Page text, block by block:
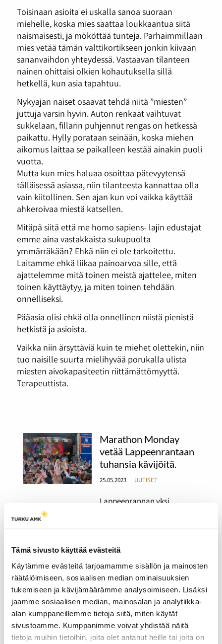
Tämä sivusto käyttää evästeitä
Käytämme evästeitä tarjoamamme sisällön ja mainosten
räätälöimiseen, sosiaalisen median ominaisuuksien
tukemiseen ja kävijämäärämme analysoimiseen. Lisäksi
jaamme sosiaalisen median, mainosalan ja analytiikka-
alan kumppaneillemme tietoja siitä, miten käytät
sivustoamme. Kumppanimme voivat yhdistää näitä
tietoja muihin tietoihin, joita olet antanut heille tai joita on
Toisinaan asioita ei uskalla sanoa suoraan
miehelle, koska mies saattaa loukkaantua siitä
naismaisesti, ja mököttää tunteja. Parhaimmillaan
mies vetää tämän valttikortikseen jonkin kiivaan
sananvaihdon yhteydessä. Vastaavan tilanteen
nainen ohittaisi olkien kohautuksella sillä
hetkellä, kun asia tapahtuu.
Nykyajan naiset osaavat tehdä niitä ”miesten”
juttuja varsin hyvin. Auton renkaat vaihtuvat
sukkelaan, fillarin puhjennut rengas on hetkessä
paikattu. Hylly porataan seinään, koska miehen
aikomus laittaa se paikalleen kestää ainakin puoli
vuotta.
Mutta kun mies haluaa osoittaa pätevyytensä
tälläisessä asiassa, niin tilanteesta kannattaa olla
vain kiitollinen. Sen ajan kun voi vaikka käyttää
ahkeroivaa miestä katsellen.
Mitäpä siitä että me homo sapiens- lajin edustajat
emme aina vastakkaista sukupuolta
ymmärräkään? Ehkä niin ei ole tarkoitettu.
Laitamme ehkä liikaa painoarvoa sille, että
ajattelemme mitä toinen meistä ajattelee, miten
toinen käyttäytyy, ja miten toinen tehdään
onnelliseksi.
Pääasia olisi ehkä olla onnellinen niistä pienistä
hetkistä ja asioista.
Vaikka niin ärsyttäviä kuin te miehet olettekin, niin
tuo naisille suurta mielihyvää porukalla ulista
miesten aivokapasiteetin riittämättömyyttä.
Terapeuttista.
Marathon Monday
vetää Lappeenrantaan
tuhansia kävijöitä.
25.05.2023 UUTISET
Lappeenrannan yksi
Marathon Monday vetää
Tapahtuman voittaa
olemalla 24 tuntia putkeen
päihtyneenä. Kannustaako
tämä kuitenkaan alkoholin
käyttöön?
Opiskelijat juhlivat
vappua säästä